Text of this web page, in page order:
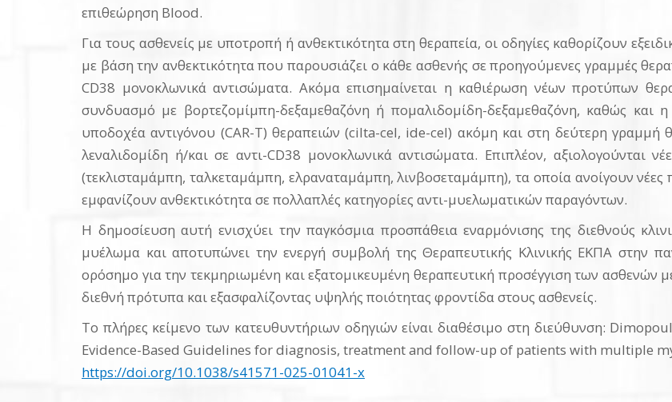
επιθεώρηση Blood.
Για τους ασθενείς με υποτροπή ή ανθεκτικότητα στη θεραπεία, οι οδηγίες καθορίζουν
με βάση την ανθεκτικότητα που παρουσιάζει ο κάθε ασθενής σε προηγούμενες γραμμές
CD38 μονοκλωνικά αντισώματα. Ακόμα επισημαίνεται η καθιέρωση νέων προτύπων
συνδυασμό με βορτεζομίμπη-δεξαμεθαζόνη ή πομαλιδομίδη-δεξαμεθαζόνη, καθώς
υποδοχέα αντιγόνου (CAR-T) θεραπειών (cilta-cel, ide-cel) ακόμη και στη δεύτερη γραμμή
λεναλιδομίδη ή/και σε αντι-CD38 μονοκλωνικά αντισώματα. Επιπλέον, αξιολογούνται
(τεκλισταμάμπη, ταλκεταμάμπη, ελραναταμάμπη, λινβοσεταμάμπη), τα οποία ανοίγουν
εμφανίζουν ανθεκτικότητα σε πολλαπλές κατηγορίες αντι-μυελωματικών παραγόντων.
Η δημοσίευση αυτή ενισχύει την παγκόσμια προσπάθεια εναρμόνισης της διεθνούς
μυέλωμα και αποτυπώνει την ενεργή συμβολή της Θεραπευτικής Κλινικής ΕΚΠΑ στην
ορόσημο για την τεκμηριωμένη και εξατομικευμένη θεραπευτική προσέγγιση των
διεθνή πρότυπα και εξασφαλίζοντας υψηλής ποιότητας φροντίδα στους ασθενείς.
Το πλήρες κείμενο των κατευθυντήριων οδηγιών είναι διαθέσιμο στη διεύθυνση:
Evidence-Based Guidelines for diagnosis, treatment and follow-up of patients with multiple
https://doi.org/10.1038/s41571-025-01041-x